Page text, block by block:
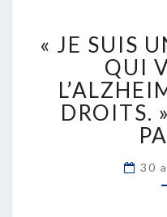
« JE SUIS
QUI
DROITS.
30